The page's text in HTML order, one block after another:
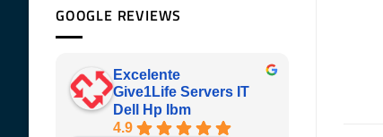
GOOGLE REVIEWS
Excelente
Give1Life Servers IT
Dell Hp Ibm
4.9